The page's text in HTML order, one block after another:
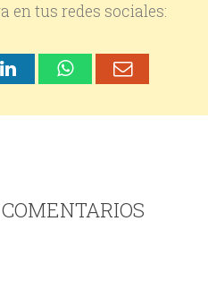
en tus redes sociales: